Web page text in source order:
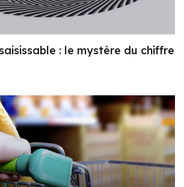
: le mystère du chiffre